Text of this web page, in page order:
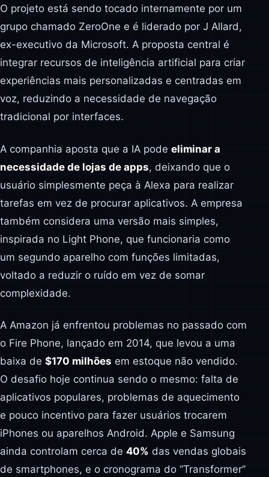
O projeto está sendo tocado internamente por um
grupo chamado ZeroOne e é liderado por J Allard,
ex-executivo da Microsoft. A proposta central é
integrar recursos de inteligência artificial para criar
experiências mais personalizadas e centradas em
voz, reduzindo a necessidade de navegação
tradicional por interfaces.
A companhia aposta que a IA pode eliminar a
necessidade de lojas de apps, deixando que o
usuário simplesmente peça à Alexa para realizar
tarefas em vez de procurar aplicativos. A empresa
também considera uma versão mais simples,
inspirada no Light Phone, que funcionaria como
um segundo aparelho com funções limitadas,
voltado a reduzir o ruído em vez de somar
complexidade.
A Amazon já enfrentou problemas no passado com
o Fire Phone, lançado em 2014, que levou a uma
baixa de $170 milhões em estoque não vendido.
O desafio hoje continua sendo o mesmo: falta de
aplicativos populares, problemas de aquecimento
e pouco incentivo para fazer usuários trocarem
iPhones ou aparelhos Android. Apple e Samsung
ainda controlam cerca de 40% das vendas globais
de smartphones, e o cronograma do “Transformer”